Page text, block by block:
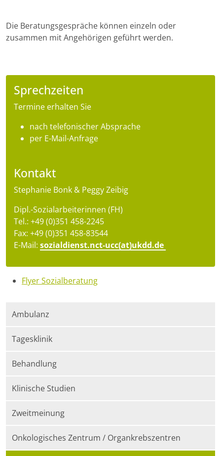
Die Beratungsgespräche können einzeln oder
zusammen mit Angehörigen geführt werden.
Sprechzeiten
Termine erhalten Sie
nach telefonischer Absprache
per E-Mail-Anfrage
Kontakt
Stephanie Bonk & Peggy Zeibig
Dipl.-Sozialarbeiterinnen (FH)
Tel.: +49 (0)351 458-2245
Fax: +49 (0)351 458-83544
E-Mail: sozialdienst.nct-ucc(at)ukdd.de
Flyer Sozialberatung
Ambulanz
Tagesklinik
Behandlung
Klinische Studien
Zweitmeinung
Onkologisches Zentrum / Organkrebszentren